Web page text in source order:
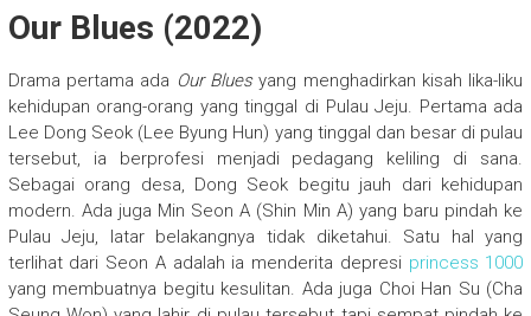
Our Blues (2022)
Drama pertama ada Our Bluesyang menghadirkan kisah lika-liku
kehidupan orang-orang yang tinggal di Pulau Jeju. Pertama ada
Lee Dong Seok (Lee Byung Hun) yang tinggal dan besar di pulau
tersebut, ia berprofesi menjadi pedagang keliling di sana.
Sebagai orang desa, Dong Seok begitu jauh dari kehidupan
modern. Ada juga Min Seon A (Shin Min A) yang baru pindah ke
Pulau Jeju, latar belakangnya tidak diketahui. Satu hal yang
terlihat dari Seon A adalah ia menderita depresi princess 1000
yang membuatnya begitu kesulitan. Ada juga Choi Han Su (Cha